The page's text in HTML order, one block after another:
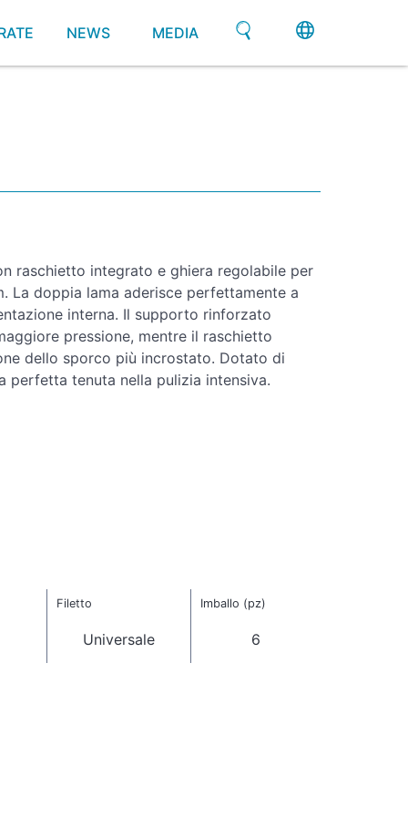
NEWS MEDIA
raschietto integrato e ghiera regolabile per
La doppia lama aderisce perfettamente a
interna. Il supporto rinforzato
pressione, mentre il raschietto
dello sporco più incrostato. Dotato di
perfetta tenuta nella pulizia intensiva.
Filetto Imballo (pz)
Universale 6